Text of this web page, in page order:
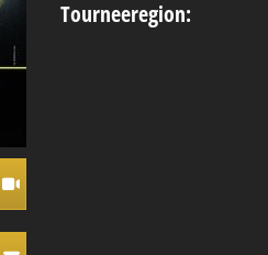
Tourneeregion: